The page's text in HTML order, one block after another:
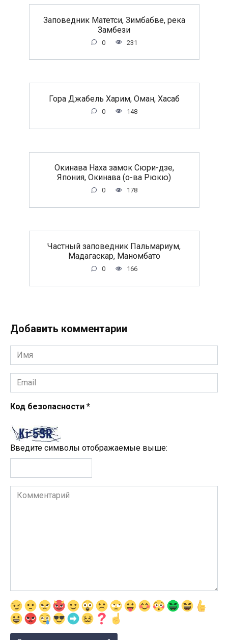
Заповедник Матетси, Зимбабве, река
Замбези
0 231
Гора Джабель Харим, Оман, Хасаб
0 148
Окинава Наха замок Сюри-дзе,
Япония, Окинава (о-ва Рюкю)
0 178
Частный заповедник Пальмариум,
Мадагаскар, Маномбато
0 166
Добавить комментарии
Имя
*
Email
*
Код безопасности *
Введите символы отображаемые выше:
Комментарий